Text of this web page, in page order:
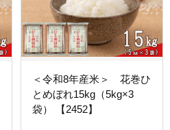
＜令和8年産米＞ 花巻ひ
とめぼれ15kg（5kg×3
袋） 【2452】